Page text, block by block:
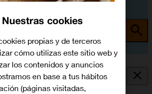
los mensajes del contestador
Nuestras cookies
propias y de terceros
cómo utilizas este sitio web y
los contenidos y anuncios
en base a tus hábitos
(páginas visitadas,